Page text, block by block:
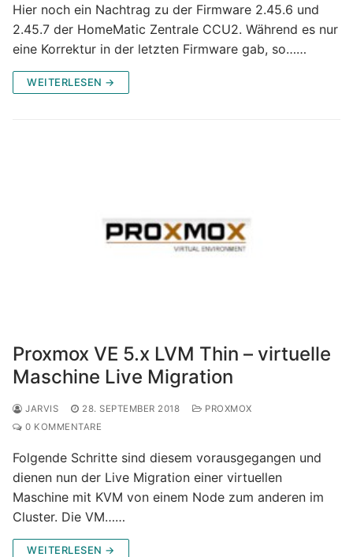
Hier noch ein Nachtrag zu der Firmware 2.45.6 und
2.45.7 der HomeMatic Zentrale CCU2. Während es nur
eine Korrektur in der letzten Firmware gab, so……
WEITERLESEN →
Proxmox VE 5.x LVM Thin – virtuelle
Maschine Live Migration
JARVIS 28. SEPTEMBER 2018
PROXMOX
0 KOMMENTARE
Folgende Schritte sind diesem vorausgegangen und
dienen nun der Live Migration einer virtuellen
Maschine mit KVM von einem Node zum anderen im
Cluster. Die VM……
WEITERLESEN →